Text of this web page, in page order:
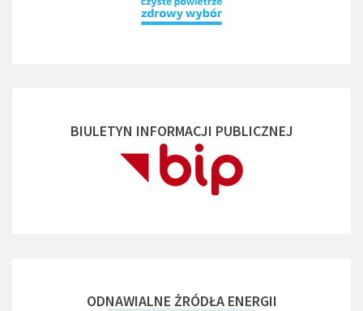
BIULETYN INFORMACJI PUBLICZNEJ
ODNAWIALNE ŻRÓDŁA ENERGII